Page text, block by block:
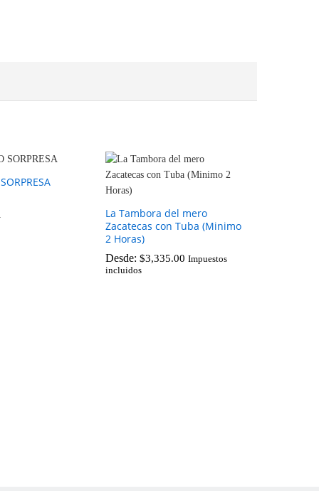
La Tambora del mero
Zacatecas con Tuba (Minimo
2 Horas)
Desde: $3,335.00 Impuestos
incluidos